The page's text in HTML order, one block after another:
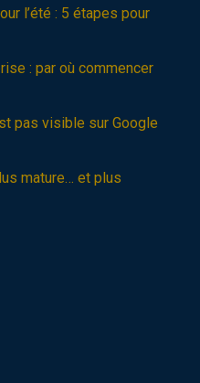
l’été : 5 étapes pour
: par où commencer
pas visible sur Google
mature… et plus